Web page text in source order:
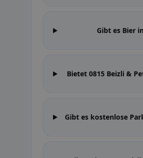
Gibt es Bier
Bietet 0815 Beizli &
Gibt es kostenlose